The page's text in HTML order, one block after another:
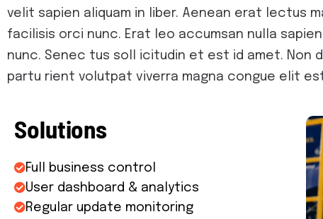
velit sapien aliquam in liber. Aenean erat lectus
facilisis orci nunc. Erat leo accumsan nulla
nunc. Senec tus soll icitudin et est id amet. Non
partu rient volutpat viverra magna congue elit est
Solutions
Full business control
User dashboard & analytics
Regular update monitoring